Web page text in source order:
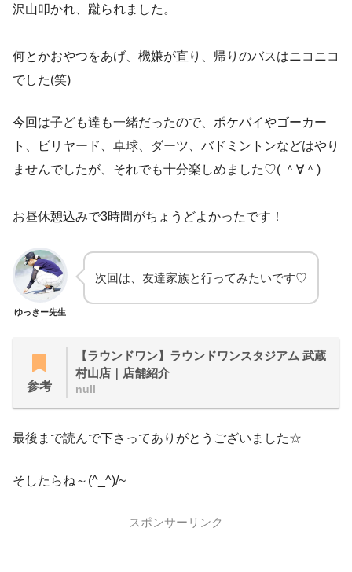
沢山叩かれ、蹴られました。
何とかおやつをあげ、機嫌が直り、帰りのバスはニコニコ
でした(笑)
今回は子ども達も一緒だったので、ポケバイやゴーカー
ト、ビリヤード、卓球、ダーツ、バドミントンなどはやり
ませんでしたが、それでも十分楽しめました♡( ＾∀＾)
お昼休憩込みで3時間がちょうどよかったです！
ゆっきー先生
次回は、友達家族と行ってみたいです♡
参考
【ラウンドワン】ラウンドワンスタジアム 武蔵
村山店｜店舗紹介
null
最後まで読んで下さってありがとうございました☆
そしたらね～(^_^)/~
スポンサーリンク